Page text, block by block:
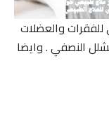
للفقرات والعضلات
النصفي . وايضا